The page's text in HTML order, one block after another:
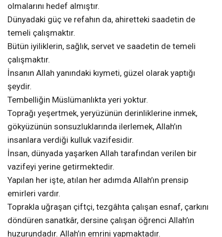
olmalarını hedef almıştır.
Dünyadaki güç ve refahın da, ahiretteki saadetin de
temeli çalışmaktır.
Bütün iyiliklerin, sağlık, servet ve saadetin de temeli
çalışmaktır.
İnsanın Allah yanındaki kıymeti, güzel olarak yaptığı
şeydir.
Tembelliğin Müslümanlıkta yeri yoktur.
Toprağı yeşertmek, yeryüzünün derinliklerine inmek,
gökyüzünün sonsuzluklarında ilerlemek, Allah’ın
insanlara verdiği kulluk vazifesidir.
İnsan, dünyada yaşarken Allah tarafından verilen bir
vazifeyi yerine getirmektedir.
Yapılan her işte, atılan her adımda Allah’ın prensip
emirleri vardır.
Toprakla uğraşan çiftçi, tezgâhta çalışan esnaf, çarkını
döndüren sanatkâr, dersine çalışan öğrenci Allah’ın
huzurundadır. Allah’ın emrini yapmaktadır.